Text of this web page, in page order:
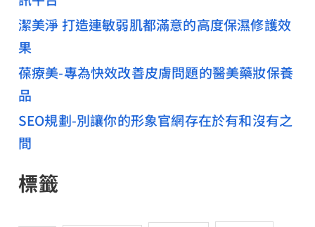
潔美淨 打造連敏弱肌都滿意的高度保濕修護效
果
葆療美-專為快效改善皮膚問題的醫美藥妝保養
品
SEO規劃-別讓你的形象官網存在於有和沒有之
間
標籤